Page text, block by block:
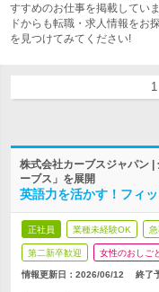
すすめのお仕事を掲載してい
ドからも転職・求人情報をお
を見つけてみてください!
株式会社カーブスジャパン
ーブス」を展開
英語力を活かす！フィ
正社員 業種未経験OK
第二新卒歓迎 女性のおしご
情報更新日：2026/06/12 終了